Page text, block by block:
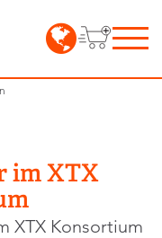
im XTX
XTX Konsortium